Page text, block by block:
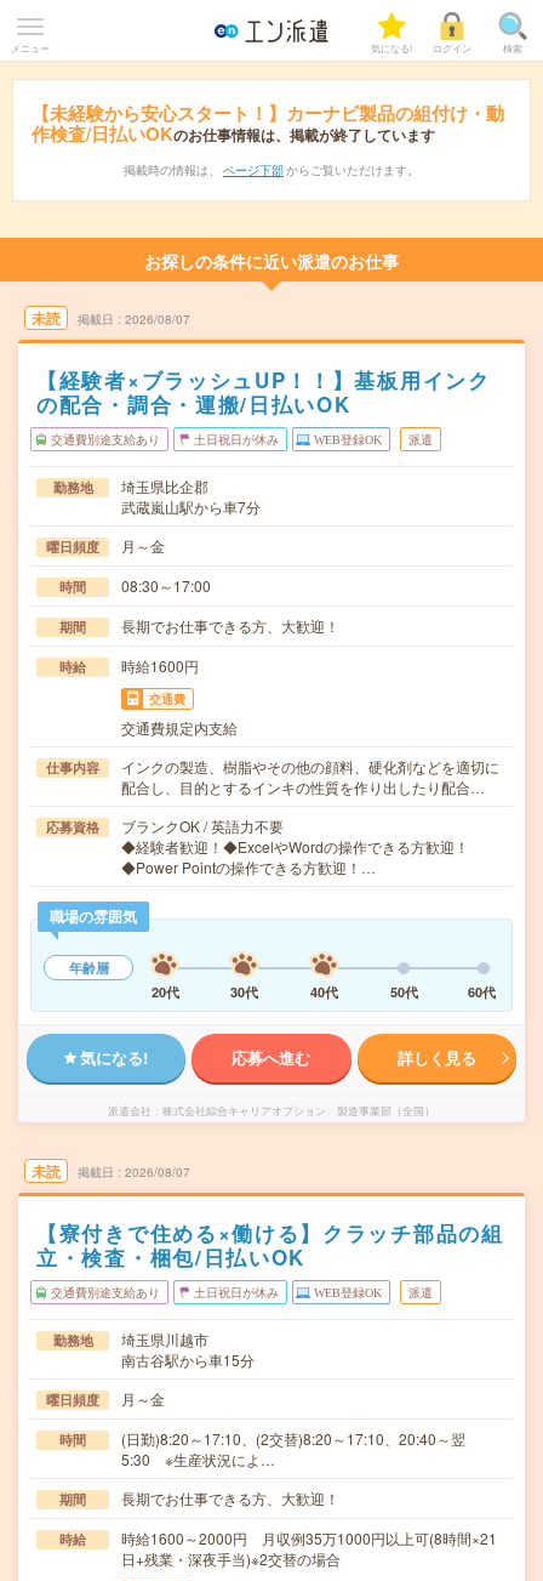
メニュー 気になる! ログイン 検索
【未経験から安心スタート！】カーナビ製品の組付け・動
作検査/日払いOKのお仕事情報は、掲載が終了しています
掲載時の情報は、 ページ下部 からご覧いただけます。
お探しの条件に近い派遣のお仕事
未読 掲載日 2026/08/07
【経験者×ブラッシュUP！！】基板用インク
の配合・調合・運搬/日払いOK
交通費別途支給あり 土日祝日が休み WEB登録OK 派遣
勤務地
埼玉県比企郡
武蔵嵐山駅から車7分
曜日頻度 月～金
時間 08:30～17:00
期間 長期でお仕事できる方、大歓迎！
時給 時給1600円
交通費
交通費規定内支給
仕事内容
インクの製造、樹脂やその他の顔料、硬化剤などを適切に
配合し、目的とするインキの性質を作り出したり配合…
応募資格
ブランクOK / 英語力不要
◆経験者歓迎！◆ExcelやWordの操作できる方歓迎！
◆Power Pointの操作できる方歓迎！…
職場の雰囲気
年齢層
20代
30代 40代 50代 60代
気になる! 応募へ進む 詳しく見る
派遣会社 株式会社綜合キャリアオプション 製造事業部（全国）
未読 掲載日 2026/08/07
【寮付きで住める×働ける】クラッチ部品の組
立・検査・梱包/日払いOK
交通費別途支給あり 土日祝日が休み WEB登録OK 派遣
勤務地
埼玉県川越市
南古谷駅から車15分
曜日頻度 月～金
時間
(日勤)8:20～17:10、(2交替)8:20～17:10、20:40～翌
5:30 ※生産状況によ…
期間 長期でお仕事できる方、大歓迎！
時給
時給1600～2000円 月収例35万1000円以上可(8時間×21
日+残業・深夜手当)※2交替の場合